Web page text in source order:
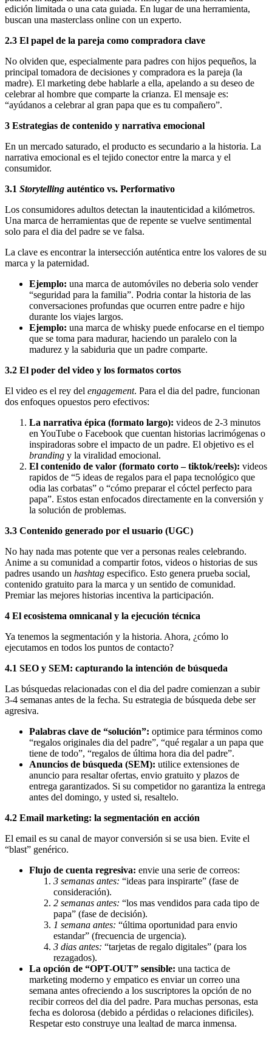
edición limitada o una cata guiada. En lugar de una herramienta,
buscan una masterclass online con un experto.
2.3 El papel de la pareja como compradora clave
No olviden que, especialmente para padres con hijos pequeños, la
principal tomadora de decisiones y compradora es la pareja (la
madre). El marketing debe hablarle a ella, apelando a su deseo de
celebrar al hombre que comparte la crianza. El mensaje es:
“ayúdanos a celebrar al gran papa que es tu compañero”.
3 Estrategias de contenido y narrativa emocional
En un mercado saturado, el producto es secundario a la historia. La
narrativa emocional es el tejido conector entre la marca y el
consumidor.
3.1 Storytelling auténtico vs. Performativo
Los consumidores adultos detectan la inautenticidad a kilómetros.
Una marca de herramientas que de repente se vuelve sentimental
solo para el dia del padre se ve falsa.
La clave es encontrar la intersección auténtica entre los valores de su
marca y la paternidad.
Ejemplo: una marca de automóviles no deberia solo vender
“seguridad para la familia”. Podria contar la historia de las
conversaciones profundas que ocurren entre padre e hijo
durante los viajes largos.
Ejemplo: una marca de whisky puede enfocarse en el tiempo
que se toma para madurar, haciendo un paralelo con la
madurez y la sabiduria que un padre comparte.
3.2 El poder del video y los formatos cortos
El video es el rey del engagement. Para el dia del padre, funcionan
dos enfoques opuestos pero efectivos:
La narrativa épica (formato largo): videos de 2-3 minutos
en YouTube o Facebook que cuentan historias lacrimógenas o
inspiradoras sobre el impacto de un padre. El objetivo es el
branding y la viralidad emocional.
El contenido de valor (formato corto – tiktok/reels): videos
rapidos de “5 ideas de regalos para el papa tecnológico que
odia las corbatas” o “cómo preparar el cóctel perfecto para
papa”. Estos estan enfocados directamente en la conversión y
la solución de problemas.
3.3 Contenido generado por el usuario (UGC)
No hay nada mas potente que ver a personas reales celebrando.
Anime a su comunidad a compartir fotos, videos o historias de sus
padres usando un hashtag especifico. Esto genera prueba social,
contenido gratuito para la marca y un sentido de comunidad.
Premiar las mejores historias incentiva la participación.
4 El ecosistema omnicanal y la ejecución técnica
Ya tenemos la segmentación y la historia. Ahora, ¿cómo lo
ejecutamos en todos los puntos de contacto?
4.1 SEO y SEM: capturando la intención de búsqueda
Las búsquedas relacionadas con el dia del padre comienzan a subir
3-4 semanas antes de la fecha. Su estrategia de búsqueda debe ser
agresiva.
Palabras clave de “solución”: optimice para términos como
“regalos originales dia del padre”, “qué regalar a un papa que
tiene de todo”, “regalos de última hora dia del padre”.
Anuncios de búsqueda (SEM): utilice extensiones de
anuncio para resaltar ofertas, envio gratuito y plazos de
entrega garantizados. Si su competidor no garantiza la entrega
antes del domingo, y usted si, resaltelo.
4.2 Email marketing: la segmentación en acción
El email es su canal de mayor conversión si se usa bien. Evite el
“blast” genérico.
Flujo de cuenta regresiva: envie una serie de correos:
3 semanas antes: “ideas para inspirarte” (fase de
consideración).
2 semanas antes: “los mas vendidos para cada tipo de
papa” (fase de decisión).
1 semana antes: “última oportunidad para envio
estandar” (frecuencia de urgencia).
3 dias antes: “tarjetas de regalo digitales” (para los
rezagados).
La opción de “OPT-OUT” sensible: una tactica de
marketing moderno y empatico es enviar un correo una
semana antes ofreciendo a los suscriptores la opción de no
recibir correos del dia del padre. Para muchas personas, esta
fecha es dolorosa (debido a pérdidas o relaciones dificiles).
Respetar esto construye una lealtad de marca inmensa.